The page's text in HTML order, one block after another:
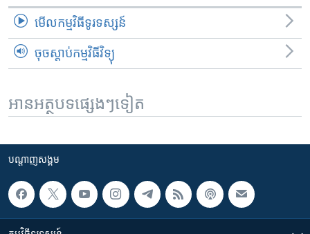
មើល​កម្មវិធី​ទូរទស្សន៍
ចុចស្តាប់កម្មវិធីវិទ្យុ
អានអត្ថបទផ្សេងៗទៀត
បណ្តាញ​សង្គម